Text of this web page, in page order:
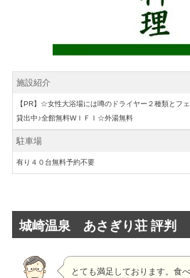
施設紹介
【PR】☆女性大浴場には噂のドライヤー２種類とフ
貸出中♪全館無料WＩＦＩ☆外湯無料
駐車場
有り４０台無料予約不要
城崎温泉 あさぎり荘 評判
とても満足しております。食